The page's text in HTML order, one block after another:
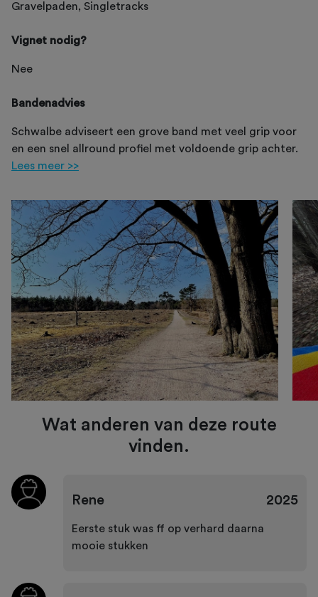
Gravelpaden, Singletracks
Vignet nodig?
Nee
Bandenadvies
Schwalbe adviseert een grove band met veel grip voor
en een snel allround profiel met voldoende grip achter.
Lees meer >>
Wat anderen van deze route
vinden.
Rene 2025
Eerste stuk was ff op verhard daarna
mooie stukken